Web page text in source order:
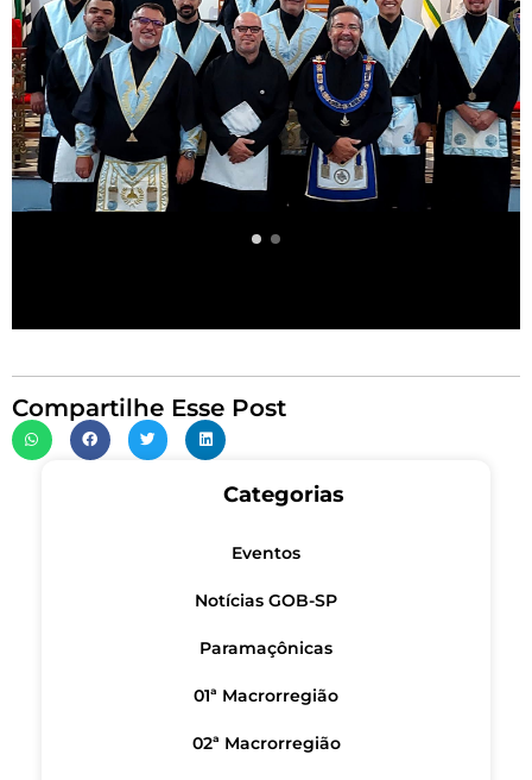
Compartilhe Esse Post
Categorias
Eventos
Notícias GOB-SP
Paramaçônicas
01ª Macrorregião
02ª Macrorregião